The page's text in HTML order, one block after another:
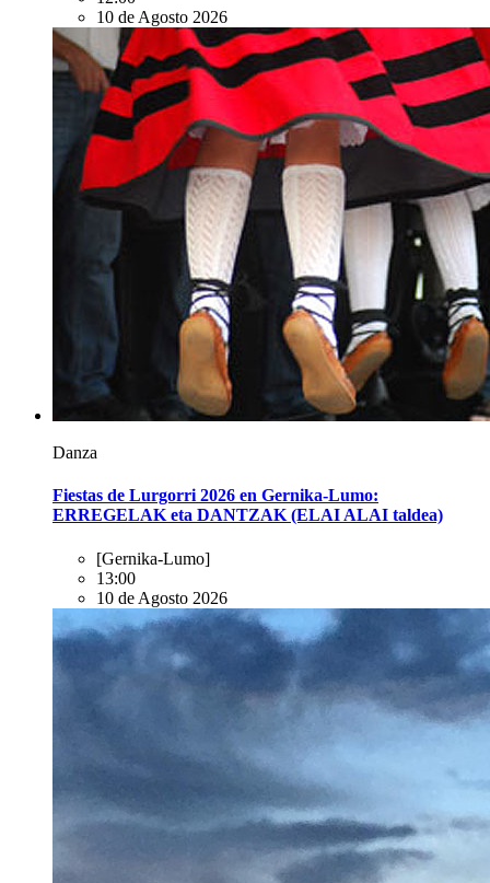
10 de Agosto 2026
Danza
Fiestas de Lurgorri 2026 en Gernika-Lumo:
ERREGELAK eta DANTZAK (ELAI ALAI taldea)
[Gernika-Lumo]
13:00
10 de Agosto 2026